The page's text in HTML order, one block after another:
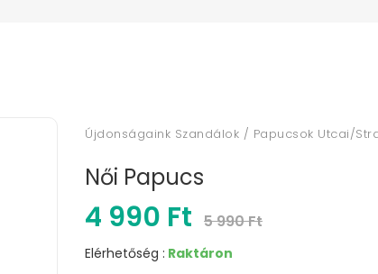
Újdonságaink Szandálok / Papucsok Utcai/
Női Papucs
4 990 Ft 5 990 Ft
Elérhetőség : Raktáron